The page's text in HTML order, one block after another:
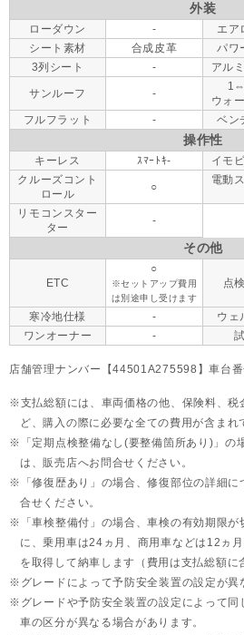
外装
ローダウン - エア
シート素材
合成皮革 パワ
3列シート
- アル
サンルーフ -
ウォ
フルフラット - ベン
操作性
キーレス ｽﾏｰﾄｷ- イモ
クルーズコント
ロール
○
電動
リモコンスター
ター
-
その他
ETC
○
※セットアップ費用
は別途申し受けます
点
寒冷地仕様 - ウェ
ワンオーナー
-
店舗管理ナンバー【44501A275598】車台番
支払総額には、車両価格の他、保険料、税
ど、購入の際に必要な全ての費用が含まれ
「定期点検整備なし(要整備箇所あり)」の
は、販売店へお問合せください。
「修復歴あり」の場合、修復部位の詳細
合せください。
「車検整備付」の場合、車検の有効期限
に、乗用車は24ヵ月、 商用車などは12ヵ
を取得して納車します（費用は支払総額に
グレードによって予防安全装置の設定が異
グレードや予防安全装置の設定によって同
車の区分が異なる場合があります。